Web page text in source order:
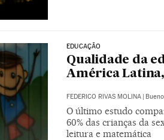
EDUCAÇÃO
Qualidade da
América
FEDERICO RIVAS MOLINA |
O último estudo
60% das crianças da
leitura e matemática